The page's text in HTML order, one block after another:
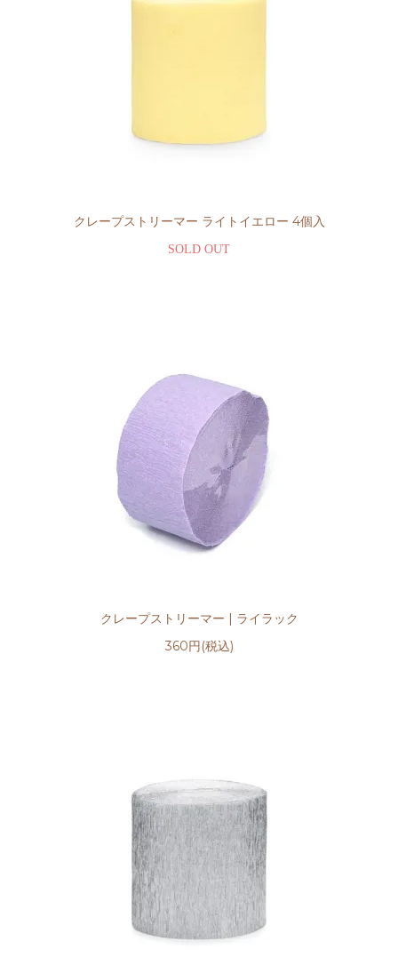
クレープストリーマー ライトイエロー 4個入
SOLD OUT
クレープストリーマー | ライラック
360円(税込)